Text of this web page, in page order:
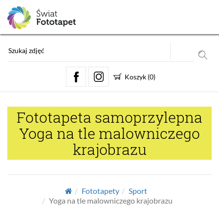
Koszyk (0)
Fototapeta samoprzylepna
Yoga na tle malowniczego
krajobrazu
Fototapety
Sport
Yoga na tle malowniczego krajobrazu